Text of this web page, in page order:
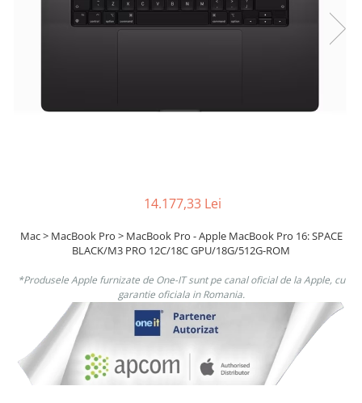
Smartphone IPhone
USB Hub
14.177,33 Lei
Mac > MacBook Pro > MacBook Pro - Apple MacBook Pro 16: SPACE
BLACK/M3 PRO 12C/18C GPU/18G/512G-ROM
*Produsele Apple furnizate de One-IT sunt pe canal oficial de la Apple, cu
garantie oficiala in Romania.